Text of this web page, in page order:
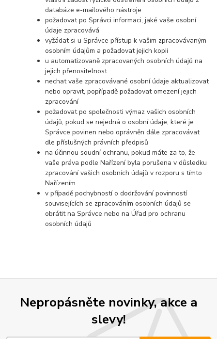
databáze e-mailového nástroje
požadovat po Správci informaci, jaké vaše osobní
údaje zpracovává
vyžádat si u Správce přístup k vašim zpracovávaným
osobním údajům a požadovat jejich kopii
u automatizovaně zpracovaných osobních údajů na
jejich přenositelnost
nechat vaše zpracovávané osobní údaje aktualizovat
nebo opravit, popřípadě požadovat omezení jejich
zpracování
požadovat po společnosti výmaz vašich osobních
údajů, pokud se nejedná o osobní údaje, které je
Správce povinen nebo oprávněn dále zpracovávat
dle příslušných právních předpisů
na účinnou soudní ochranu, pokud máte za to, že
vaše práva podle Nařízení byla porušena v důsledku
zpracování vašich osobních údajů v rozporu s tímto
Nařízením
v případě pochybností o dodržování povinností
souvisejících se zpracováním osobních údajů se
obrátit na Správce nebo na Úřad pro ochranu
osobních údajů
Nepropásněte novinky, akce a
slevy!